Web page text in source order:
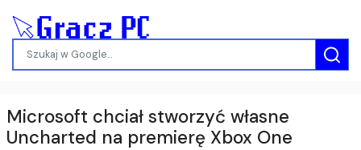
Microsoft chciał stworzyć własne
Uncharted na premierę Xbox One